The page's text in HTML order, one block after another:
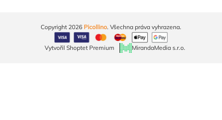
Vytvořil Shoptet Premium MirandaMedia s.r.o.
Copyright 2026 Picollino. Všechna práva vyhrazena.